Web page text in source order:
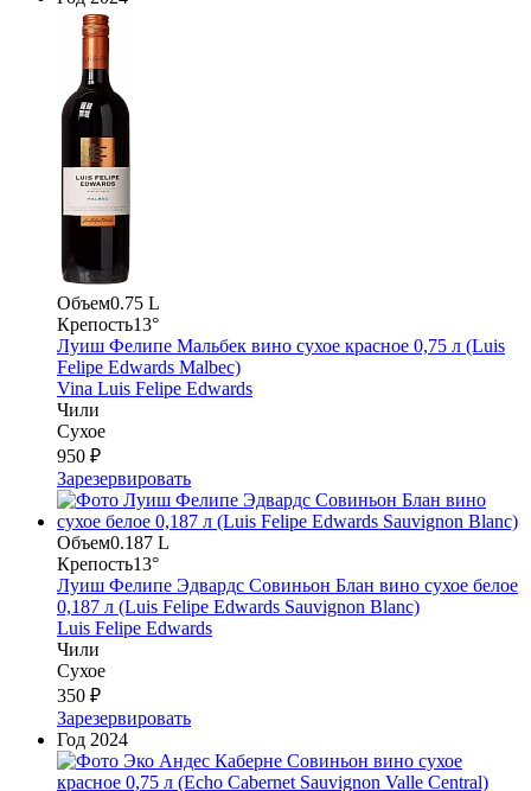
Объем0.75 L
Крепость13°
Луиш Фелипе Мальбек вино сухое красное 0,75 л (Luis
Felipe Edwards Malbec)
Vina Luis Felipe Edwards
Чили
Сухое
950 ₽
Зарезервировать
Объем0.187 L
Крепость13°
Луиш Фелипе Эдвардс Совиньон Блан вино сухое белое
0,187 л (Luis Felipe Edwards Sauvignon Blanc)
Luis Felipe Edwards
Чили
Сухое
350 ₽
Зарезервировать
Год 2024